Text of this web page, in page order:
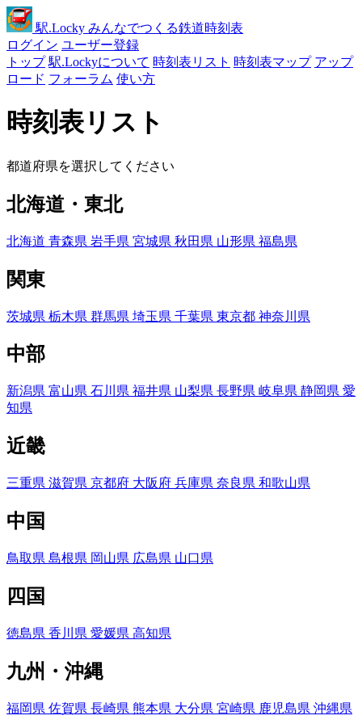
駅.Locky みんなでつくる鉄道時刻表
ログイン ユーザー登録
トップ 駅.Lockyについて 時刻表リスト 時刻表マップ アップ
ロード フォーラム 使い方
時刻表リスト
都道府県を選択してください
北海道・東北
北海道 青森県 岩手県 宮城県 秋田県 山形県 福島県
関東
茨城県 栃木県 群馬県 埼玉県 千葉県 東京都 神奈川県
中部
新潟県 富山県 石川県 福井県 山梨県 長野県 岐阜県 静岡県 愛
知県
近畿
三重県 滋賀県 京都府 大阪府 兵庫県 奈良県 和歌山県
中国
鳥取県 島根県 岡山県 広島県 山口県
四国
徳島県 香川県 愛媛県 高知県
九州・沖縄
福岡県 佐賀県 長崎県 熊本県 大分県 宮崎県 鹿児島県 沖縄県